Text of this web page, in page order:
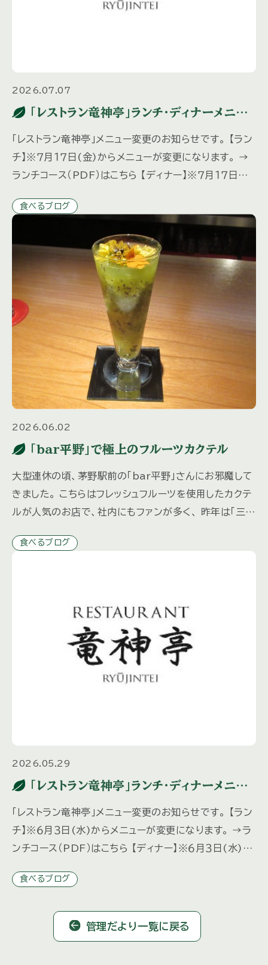
2026.07.07
「レストラン竜神亭」ランチ・ディナーメニュ
「レストラン竜神亭」メニュー変更のお知らせです。 【ラン
チ】※７月１７日(金)からメニューが変更になります。 →
ランチコース（PDF）はこちら 【ディナー】※７月１７日
[…]
食べるブログ
2026.06.02
「bar平野」で極上のフルーツカクテル
大型連休の頃、茅野駅前の「bar平野」さんにお邪魔して
きました。 こちらはフレッシュフルーツを使用したカクテ
ルが人気のお店で、社内にもファンが多く、 昨年は「三井
スター […]
食べるブログ
2026.05.29
「レストラン竜神亭」ランチ・ディナーメニュ
「レストラン竜神亭」メニュー変更のお知らせです。 【ラン
チ】※６月３日(水)からメニューが変更になります。 →ラ
ンチコース（PDF）はこちら 【ディナー】※６月３日(水)か
食べるブログ
管理だより一覧に戻る